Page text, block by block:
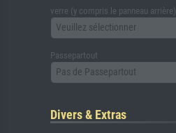
verre (y compris le panneau arrière)
Veuillez sélectionner
Passepartout
Pas de Passepartout
Divers & Extras